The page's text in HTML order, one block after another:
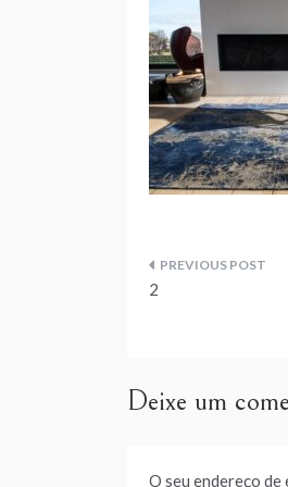
Navegação
2
Deixe um
O seu endereço de